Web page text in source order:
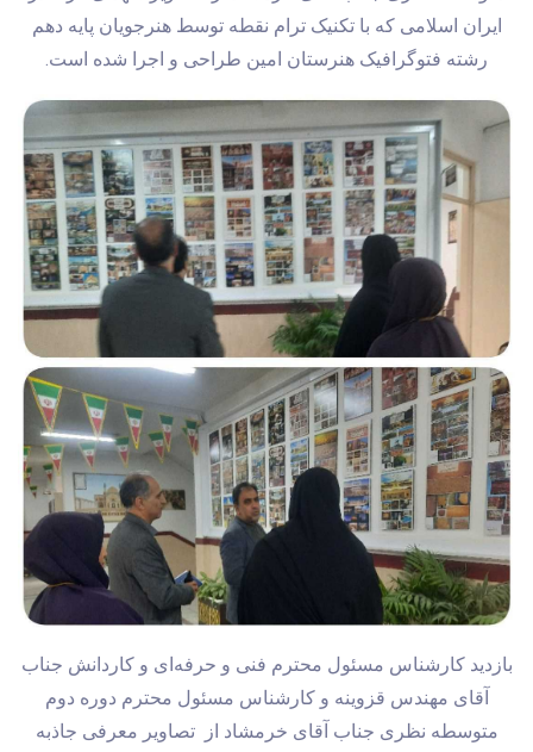
ایران اسلامی که با تکنیک ترام نقطه توسط هنرجویان پایه دهم
رشته فتوگرافیک هنرستان امین طراحی و اجرا شده است.
بازدید کارشناس مسئول محترم فنی و حرفه‌ای و کاردانش جناب
آقای مهندس قزوینه و کارشناس مسئول محترم دوره دوم
متوسطه نظری جناب آقای خرمشاد از تصاویر معرفی جاذبه